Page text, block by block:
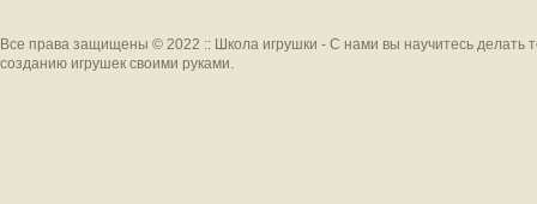
Все права защищены © 2022 :: Школа игрушки - С нами вы научитесь делать
созданию игрушек своими руками.